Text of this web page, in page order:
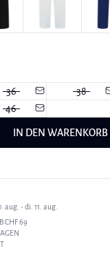
36 38
46
IN DEN WARENKORB
aug. - di. 11. aug.
CHF 69